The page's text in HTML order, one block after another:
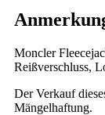
Moncler
Reißverschluss,
Der Verkauf
Mängelhaftung.